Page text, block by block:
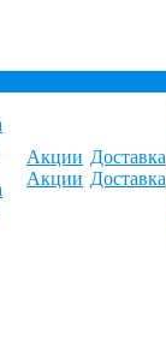
Акции
Акции
Доставка
Доставка